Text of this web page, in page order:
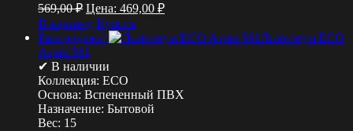
569,00₽ Цена: 469,00 ₽
В корзину Купить
Распродажа!
Линолеум ECO
Aspin 561
✔ В наличии
Коллекция: ECO
Основа: Вспененный ПВХ
Назначение: Бытовой
Вес: 15